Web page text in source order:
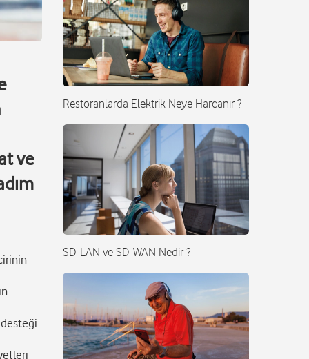
ve
Restoranlarda Elektrik Neye Harcanır ?
SD-LAN ve SD-WAN Nedir ?